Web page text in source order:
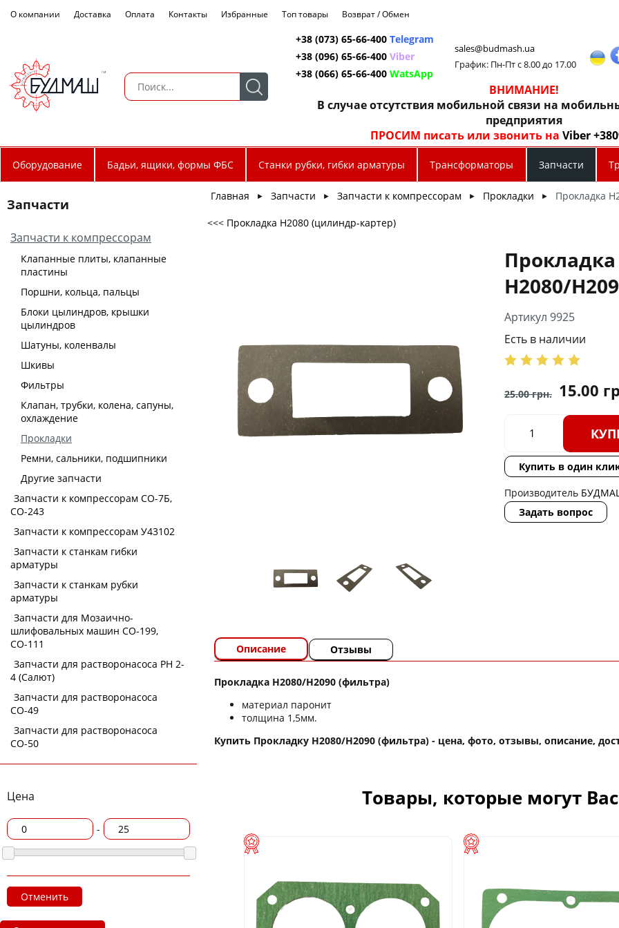
О компании Доставка Оплата Контакты Избранные Топ товары Возврат / Обмен
+38 (073) 65-66-400 Telegram
+38 (096) 65-66-400 Viber
+38 (066) 65-66-400 WatsApp
sales@budmash.ua
График: Пн-Пт с 8.00 до 17.00
ВНИМАНИЕ!
В случае отсутствия мобильной связи на
предприятия
ПРОСИМ писать или звонить наViber
Оборудование Бадьи, ящики, формы ФБС Станки рубки, гибки арматуры Трансформаторы Запчасти
Запчасти
Запчасти к компрессорам
Клапанные плиты, клапанные
пластины
Поршни, кольца, пальцы
Блоки цылиндров, крышки
цылиндров
Шатуны, коленвалы
Шкивы
Фильтры
Клапан, трубки, колена, сапуны,
охлаждение
Прокладки
Ремни, сальники, подшипники
Другие запчасти
Запчасти к компрессорам СО-7Б,
СО-243
Запчасти к компрессорам У43102
Запчасти к станкам гибки
арматуры
Запчасти к станкам рубки
арматуры
Запчасти для Мозаично-
шлифовальных машин СО-199,
СО-111
Запчасти для растворонасоса РН 2-
4 (Салют)
Запчасти для растворонасоса
СО-49
Запчасти для растворонасоса
СО-50
Цена
-
Отменить
Главная ► Запчасти ► Запчасти к компрессорам ► Прокладки ► Прокладка
<<< Прокладка H2080 (цилиндр-картер)
Прокладка
H2080/
Артикул 9925
Есть в наличии
25.00грн. 15.00
Купить в один
Производитель
Задать вопрос
Описание Отзывы
Прокладка H2080/H2090 (фильтра)
материал паронит
толщина 1,5мм.
Купить Прокладку H2080/H2090 (фильтра) - цена, фото, отзывы, описание,
Товары, которые могут